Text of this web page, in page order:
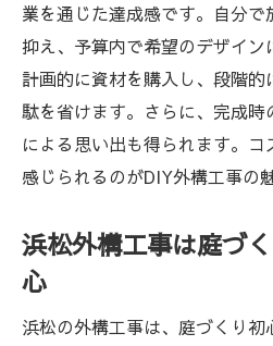
創意工夫が広がる浜
浜松外構工事で見つ
発見
浜松外構工事で育ま
DIYの魅力を感じる浜
浜松で外構工事を始める
業を通じた達成感です。自分
抑え、予算内で希望のデザイン
計画的に資材を購入し、段階
駄を省けます。さらに、完成
による思い出も得られます。
感じられるのがDIY外構工事の
浜松外構工事は庭づ
心
浜松の外構工事は、庭づくり